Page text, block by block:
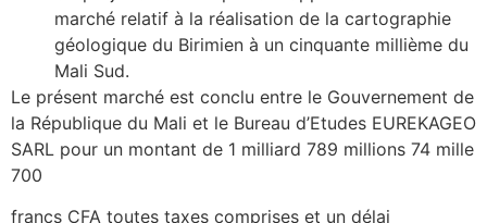
marché relatif à la réalisation de la cartographie
géologique du Birimien à un cinquante millième du
Mali Sud.
Le présent marché est conclu entre le Gouvernement de
la République du Mali et le Bureau d’Etudes EUREKAGEO
SARL pour un montant de 1 milliard 789 millions 74 mille
700
francs CFA toutes taxes comprises et un délai